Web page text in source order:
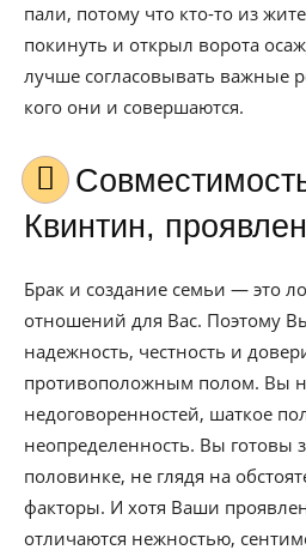
пали, потому что кто-то из
покинуть и открыл ворота
лучше согласовывать важные
кого они и совершаются.
Совместимость имени
Квинтин,
Брак и создание семьи — это
отношений для Вас. Поэтому
надежность, честность и
противоположным полом. Вы
недоговоренностей, шаткое
неопределенность. Вы готовы
половинке, не глядя на
факторы. И хотя Ваши
отличаются нежностью,